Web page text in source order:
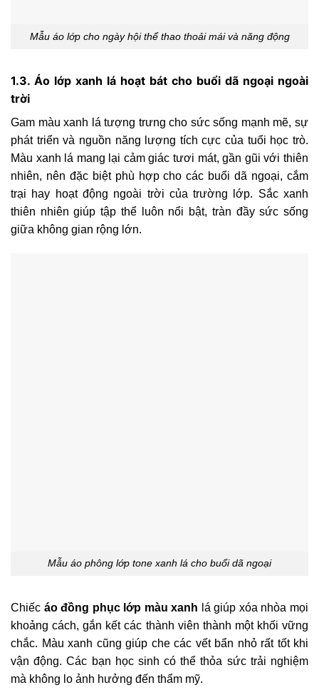
Mẫu áo lớp cho ngày hội thể thao thoải mái và năng động
1.3. Áo lớp xanh lá hoạt bát cho buổi dã ngoại ngoài
trời
Gam màu xanh lá tượng trưng cho sức sống mạnh mẽ, sự
phát triển và nguồn năng lượng tích cực của tuổi học trò.
Màu xanh lá mang lại cảm giác tươi mát, gần gũi với thiên
nhiên, nên đặc biệt phù hợp cho các buổi dã ngoại, cắm
trại hay hoạt động ngoài trời của trường lớp. Sắc xanh
thiên nhiên giúp tập thể luôn nổi bật, tràn đầy sức sống
giữa không gian rộng lớn.
Mẫu áo phông lớp tone xanh lá cho buổi dã ngoại
Chiếc áo đồng phục lớp màu xanh lá giúp xóa nhòa mọi
khoảng cách, gắn kết các thành viên thành một khối vững
chắc. Màu xanh cũng giúp che các vết bẩn nhỏ rất tốt khi
vận động. Các bạn học sinh có thể thỏa sức trải nghiệm
mà không lo ảnh hưởng đến thẩm mỹ.